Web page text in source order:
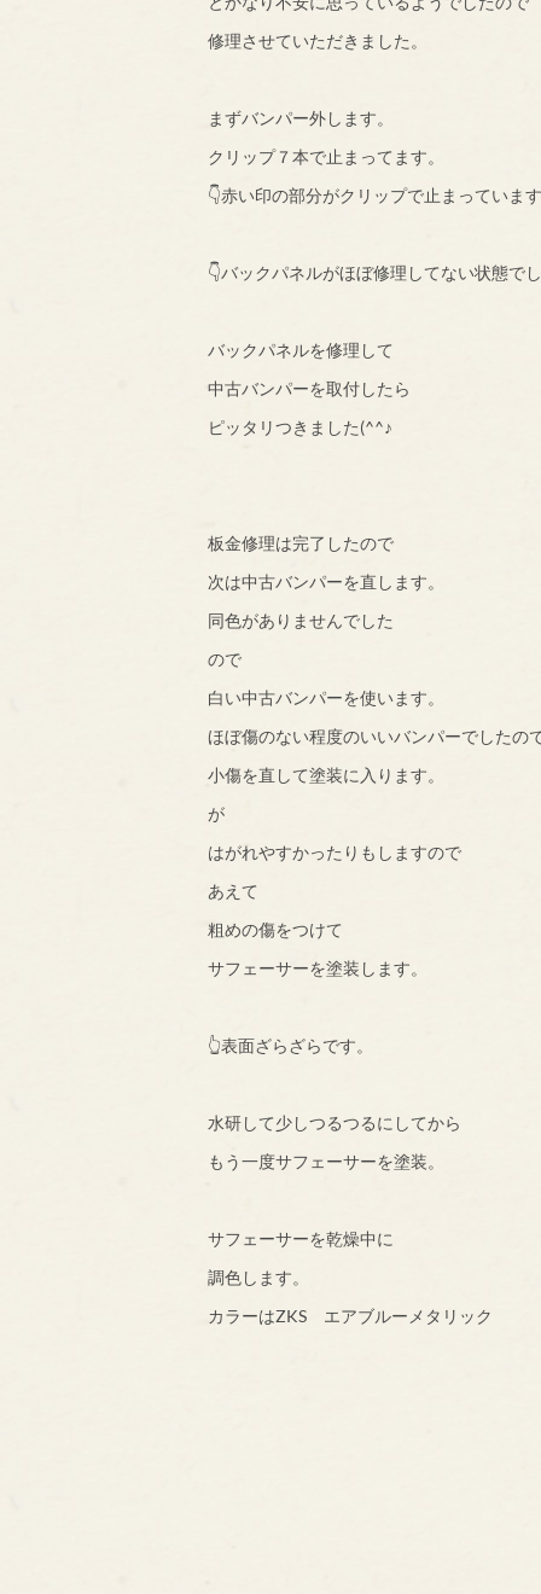
修理させていただきました。
まずバンパー外します。
クリップ７本で止まってます。
👇赤い印の部分がクリップで止まっていま
👇バックパネルがほぼ修理してない状態で
バックパネルを修理して
中古バンパーを取付したら
ピッタリつきました(^^♪
板金修理は完了したので
次は中古バンパーを直します。
同色がありませんでした
ので
白い中古バンパーを使います。
ほぼ傷のない程度のいいバンパーでしたの
小傷を直して塗装に入ります。
が
はがれやすかったりもしますので
あえて
粗めの傷をつけて
サフェーサーを塗装します。
👆表面ざらざらです。
水研して少しつるつるにしてから
もう一度サフェーサーを塗装。
サフェーサーを乾燥中に
調色します。
カラーはZKS エアブルーメタリック